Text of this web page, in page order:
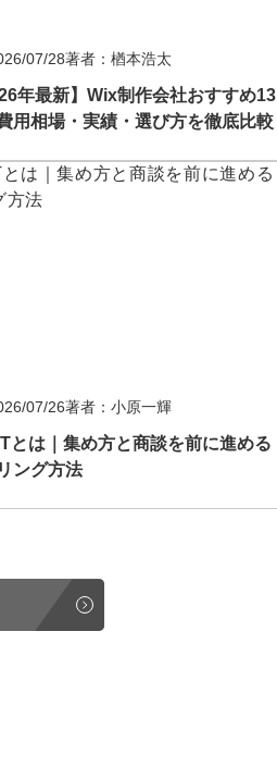
07/28著者：楢本浩太
年最新】Wix制作会社おすすめ13
用相場・実績・選び方を徹底比較
07/26著者：小原一輝
とは｜集め方と商談を前に進める
ング方法